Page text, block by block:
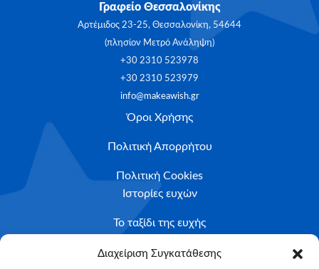
Διαχείριση Συγκατάθεσης
Γραφείο Θεσσαλονίκης
Αρτέμιδος 23-25, Θεσσαλονίκη, 54644
(πλησίον Μετρό Ανάληψη)
+30 2310 523978
+30 2310 523979
info@makeawish.gr
Όροι Χρήσης
Πολιτική Απορρήτου
Πολιτική Cookies
Ιστορίες ευχών
Το ταξίδι της ευχής
Κριτήρια Καταλληλότητας